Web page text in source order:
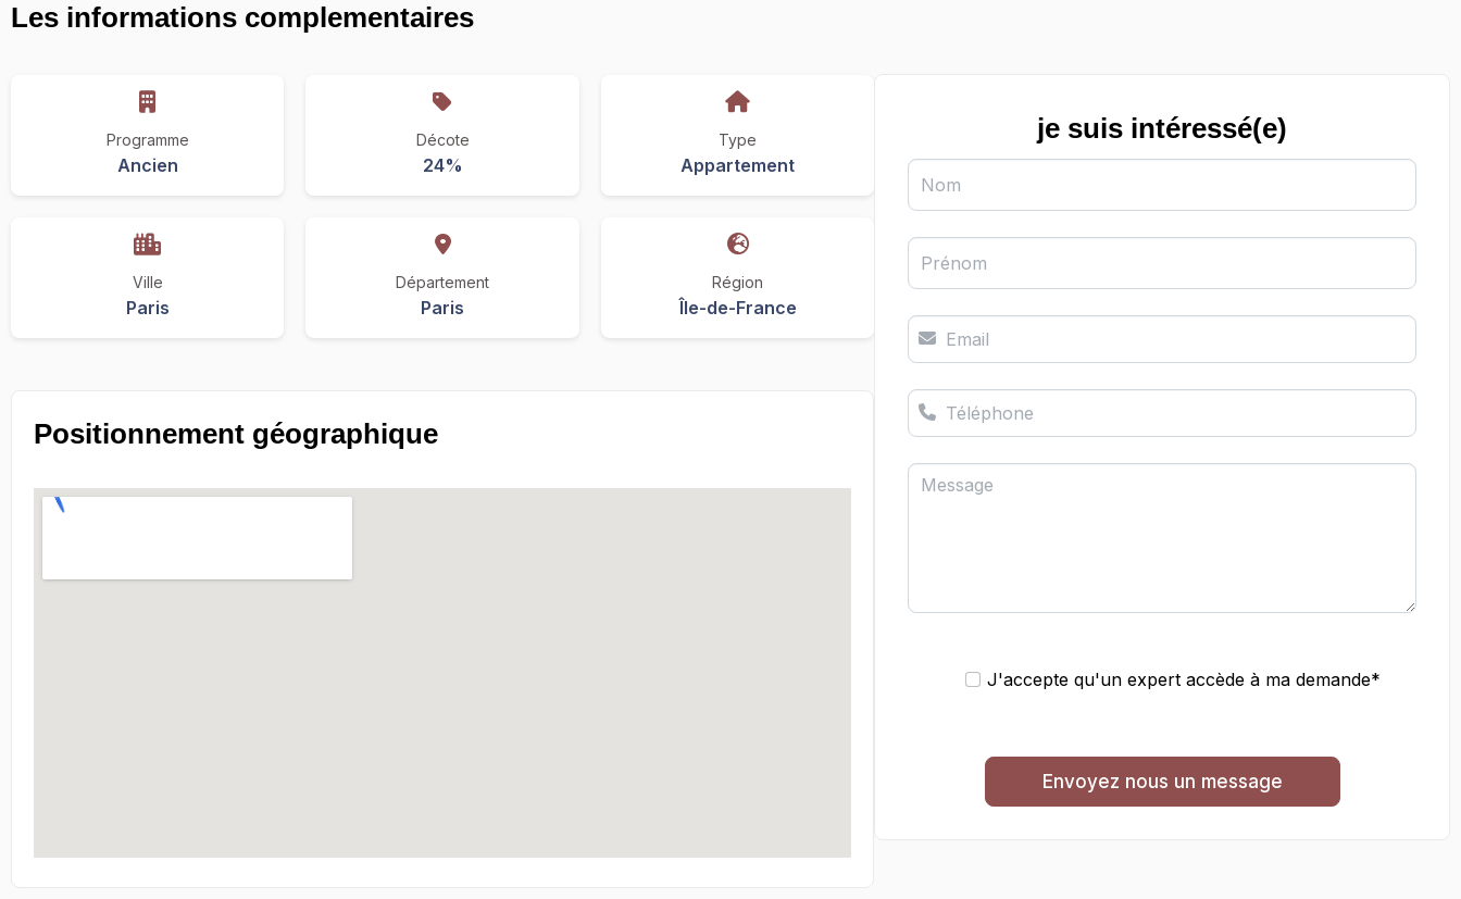
Les informations complementaires
Programme
Ancien
Décote
24%
Type
Appartement
Ville
Paris
Département
Paris
Région
Île-de-France
Positionnement géographique
je suis intéressé(e)
Nom
Prénom
Email
Téléphone
Message
J'accepte qu'un expert accède à ma demande*
Envoyez nous un message